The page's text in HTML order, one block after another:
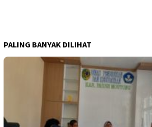
PALING BANYAK DILIHAT